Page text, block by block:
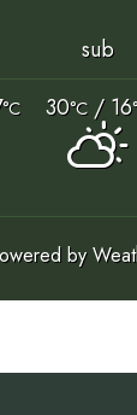
sub
°C 30°C/ 16
by